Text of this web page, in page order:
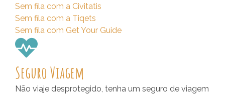
Sem fila com a Civitatis
Sem fila com a Tiqets
Sem fila com Get Your Guide
Seguro Viagem
Não viaje desprotegido, tenha um seguro de viagem